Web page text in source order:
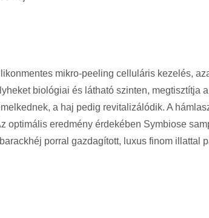
mikro-peeling celluláris kezelés,
biológiai és látható szinten, megtisztítja
a haj pedig revitalizálódik. A
optimális eredmény érdekében Symbiose
porral gazdagított, luxus finom